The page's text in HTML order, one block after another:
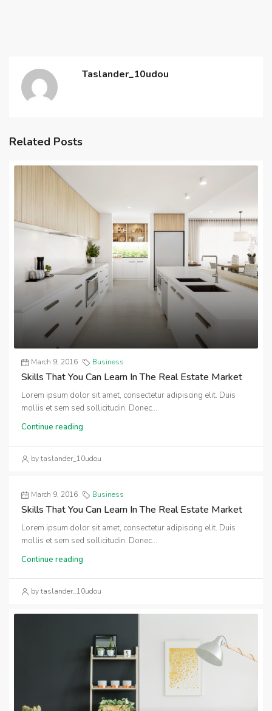
Taslander_10udou
Related Posts
March 9, 2016 Business
Skills That You Can Learn In The Real Estate Market
Lorem ipsum dolor sit amet, consectetur adipiscing elit. Duis
mollis et sem sed sollicitudin. Donec...
Continue reading
by taslander_10udou
March 9, 2016 Business
Skills That You Can Learn In The Real Estate Market
Lorem ipsum dolor sit amet, consectetur adipiscing elit. Duis
mollis et sem sed sollicitudin. Donec...
Continue reading
by taslander_10udou